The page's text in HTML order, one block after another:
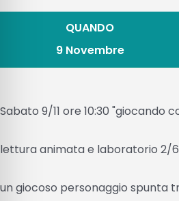
QUANDO
9 Novembre
Sabato 9/11 ore 10:30 "giocando
lettura animata e laboratorio 2/
un giocoso personaggio spunta